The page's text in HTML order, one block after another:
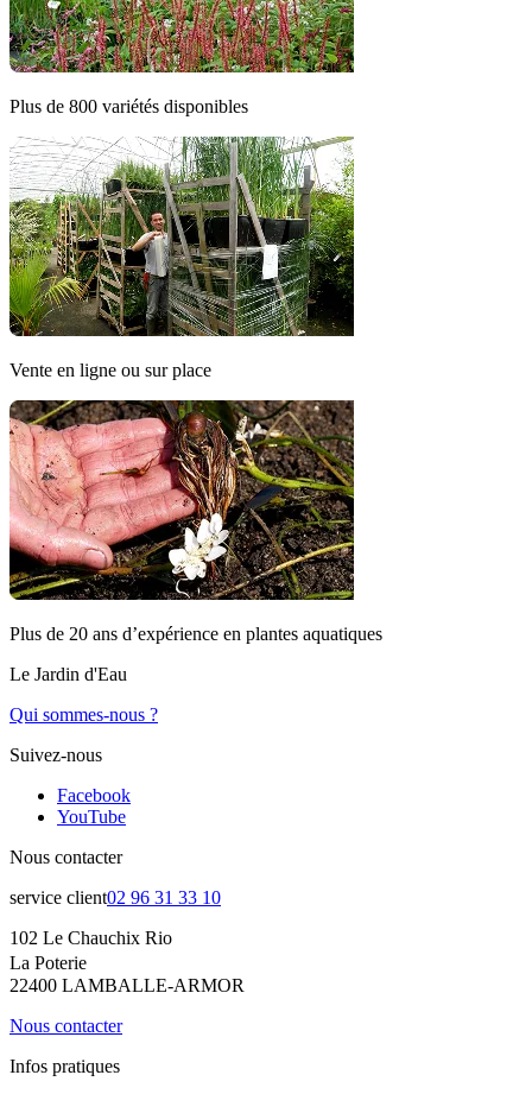
Plus de 800 variétés disponibles
Vente en ligne ou sur place
Plus de 20 ans d’expérience en plantes aquatiques
Le Jardin d'Eau
Qui sommes-nous ?
Suivez-nous
Facebook
YouTube
Nous contacter
service client02 96 31 33 10
102 Le Chauchix Rio
La Poterie
22400 LAMBALLE-ARMOR
Nous contacter
Infos pratiques